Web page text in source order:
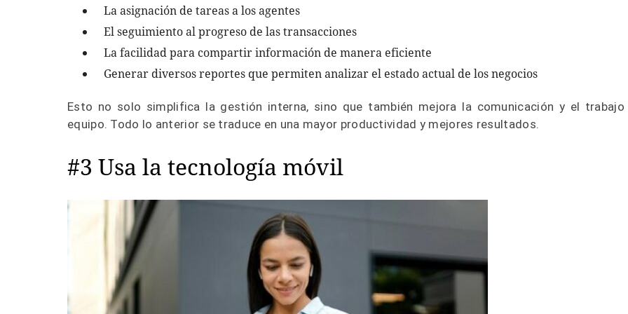
La asignación de tareas a los agentes
El seguimiento al progreso de las transacciones
La facilidad para compartir información de manera eficiente
Generar diversos reportes que permiten analizar el estado actual de los negocios
Esto no solo simplifica la gestión interna, sino que también mejora la comunicación y el trabajo
equipo. Todo lo anterior se traduce en una mayor productividad y mejores resultados.
#3 Usa la tecnología móvil